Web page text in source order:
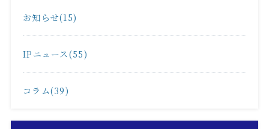
お知らせ(15)
IPニュース(55)
コラム(39)